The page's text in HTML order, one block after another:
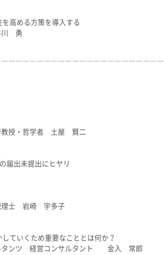
高める方策を導入する
川 勇
教授・哲学者 土屋 賢二
出未提出にヒヤリ
理士 岩崎 宇多子
ていくため重要なこととは何か？
タンツ 経営コンサルタント 金入 常郎